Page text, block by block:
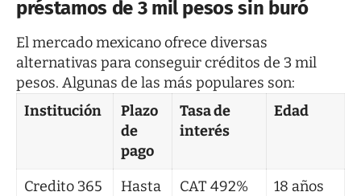
préstamos de 3 mil pesos sin buró
El mercado mexicano ofrece diversas
alternativas para conseguir créditos de 3 mil
pesos. Algunas de las más populares son:
Institución
Plazo
de
pago
Tasa de
interés
Edad
Credito 365
Hasta
CAT 492% 18 años